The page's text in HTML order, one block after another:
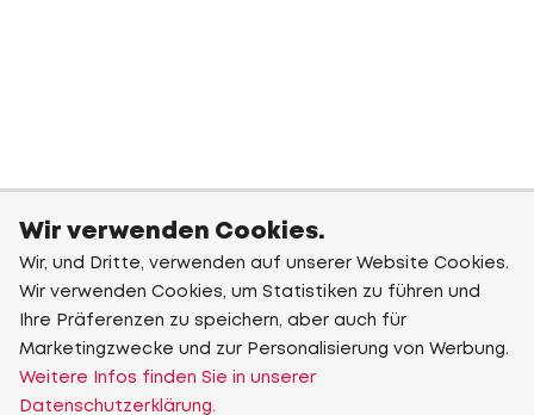
Wir verwenden Cookies.
Wir, und Dritte, verwenden auf unserer Website Cookies.
Wir verwenden Cookies, um Statistiken zu führen und
Ihre Präferenzen zu speichern, aber auch für
Marketingzwecke und zur Personalisierung von Werbung.
Weitere Infos finden Sie in unserer
Datenschutzerklärung.